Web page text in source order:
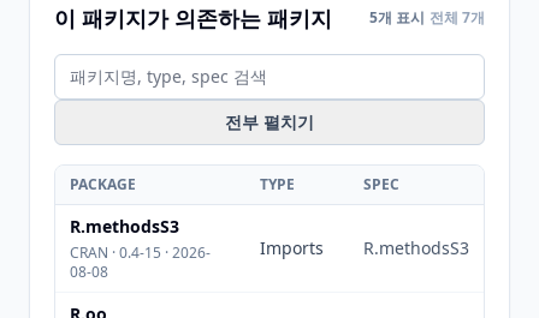
이 패키지가 의존하는 패키지 5개 표시 전체 7개
전부 펼치기
PACKAGE TYPE SPEC
R.methodsS3
CRAN · 0.4-15 · 2026-
08-08
Imports R.methodsS3